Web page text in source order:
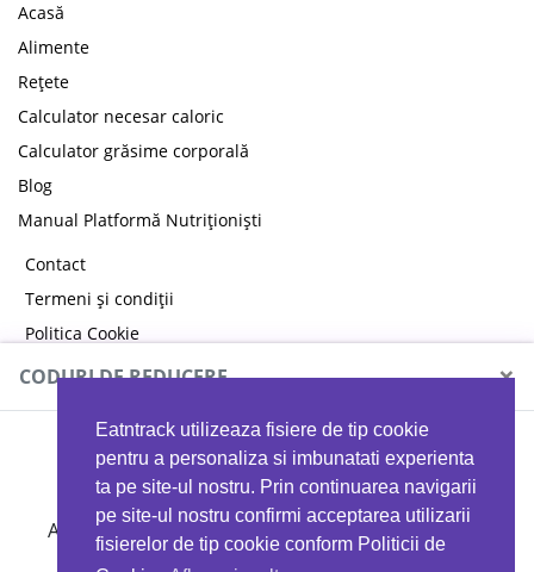
Eatntrack utilizeaza fisiere de tip cookie
pentru a personaliza si imbunatati experienta
ta pe site-ul nostru. Prin continuarea navigarii
pe site-ul nostru confirmi acceptarea utilizarii
fisierelor de tip cookie conform Politicii de
Acasă
Alimente
Rețete
Calculator necesar caloric
Calculator grăsime corporală
Blog
Manual Platformă Nutriționiști
Contact
Termeni și condiții
Politica Cookie
Politica de confidențialitate
CODURI DE REDUCERE ×
MYPROTEIN
Ai 40%reducere la orice comandă folosind codul
EATTRACK